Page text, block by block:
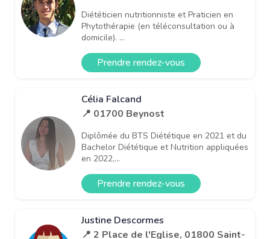
Diététicien nutritionniste et Praticien en
Phytothérapie (en téléconsultation ou à
domicile). ...
Prendre rendez-vous
Célia Falcand
📍 01700 Beynost
Diplômée du BTS Diététique en 2021 et du
Bachelor Diététique et Nutrition appliquées
en 2022,...
Prendre rendez-vous
Justine Descormes
📍 2 Place de l'Eglise, 01800 Saint-